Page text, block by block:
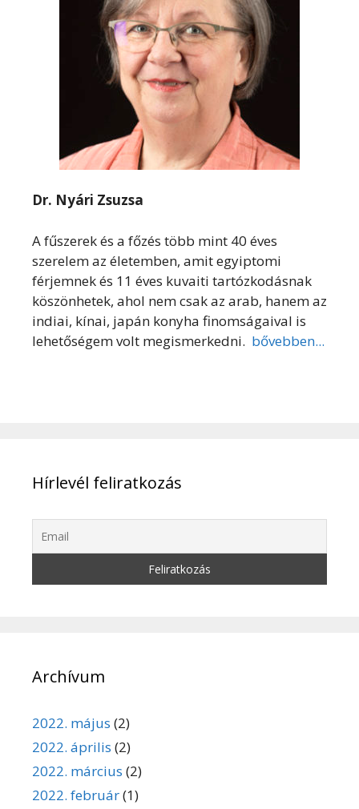
Dr. Nyári Zsuzsa
A fűszerek és a főzés több mint 40 éves
szerelem az életemben, amit egyiptomi
férjemnek és 11 éves kuvaiti tartózkodásnak
köszönhetek, ahol nem csak az arab, hanem az
indiai, kínai, japán konyha finomságaival is
lehetőségem volt megismerkedni. bővebben...
Hírlevél feliratkozás
Archívum
2022. május (2)
2022. április (2)
2022. március (2)
2022. február(1)